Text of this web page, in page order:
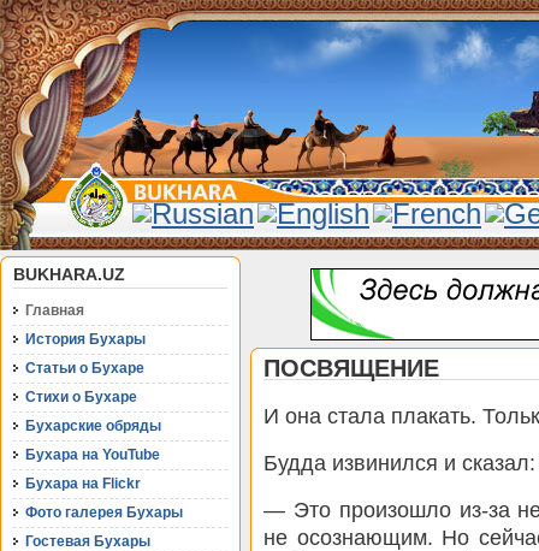
BUKHARA.UZ
Главная
История Бухары
Статьи о Бухаре
Стихи о Бухаре
Бухарские обряды
Бухара на YouTube
Бухара на Flickr
Фото галерея Бухары
Гостевая Бухары
ПОСВЯЩЕНИЕ
И она стала плакать.
Будда извинился и сказал:
— Это произошло из-за
не осознающим. Но